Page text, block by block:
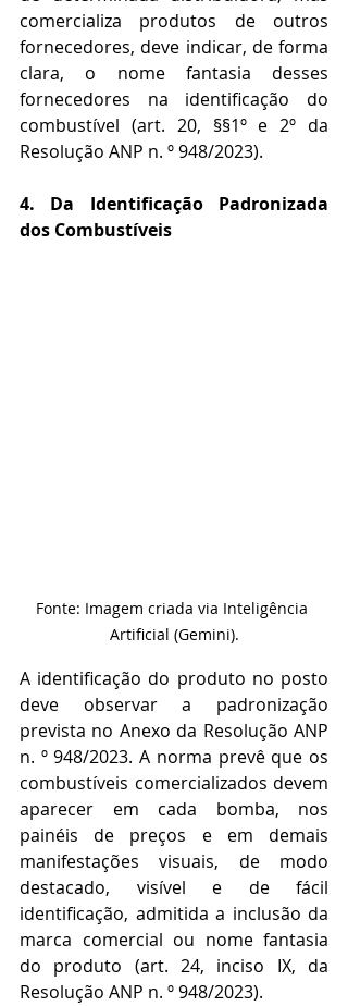
comercializa produtos de outros
fornecedores, deve indicar, de forma
clara, o nome fantasia desses
fornecedores na identificação do
combustível (art. 20, §§1º e 2º da
Resolução ANP n. º 948/2023).
4. Da Identificação Padronizada
dos Combustíveis
Fonte: Imagem criada via Inteligência
Artificial (Gemini).
A identificação do produto no posto
deve observar a padronização
prevista no Anexo da Resolução ANP
n. º 948/2023. A norma prevê que os
combustíveis comercializados devem
aparecer em cada bomba, nos
painéis de preços e em demais
manifestações visuais, de modo
destacado, visível e de fácil
identificação, admitida a inclusão da
marca comercial ou nome fantasia
do produto (art. 24, inciso IX, da
Resolução ANP n. º 948/2023).